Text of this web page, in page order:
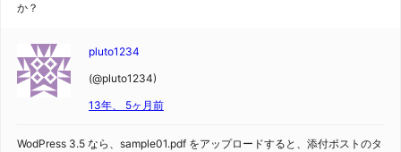
か？
pluto1234
(@pluto1234)
13年、 5ヶ月前
WodPress 3.5 なら、sample01.pdf をアップロードすると、添付ポストのタ